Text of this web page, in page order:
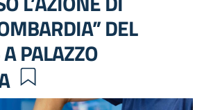
DEL
PALAZZO